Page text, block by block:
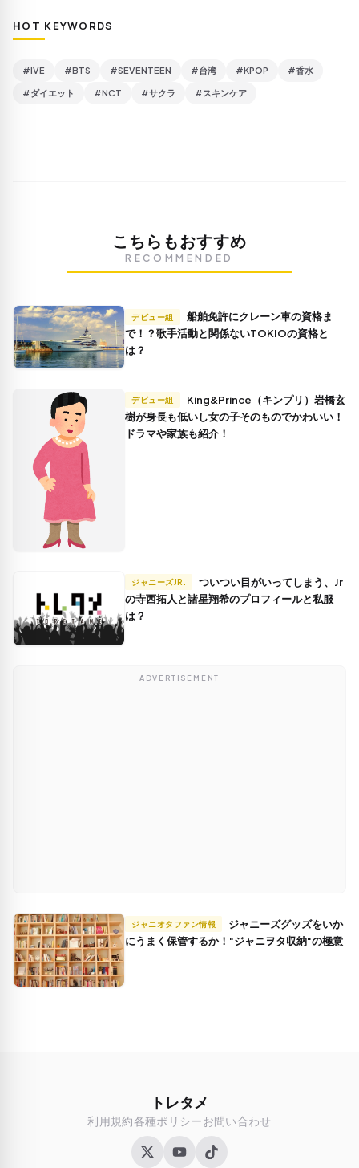
HOT KEYWORDS
#IVE #BTS #SEVENTEEN #台湾 #KPOP #香水
#ダイエット #NCT #サクラ #スキンケア
こちらもおすすめ
RECOMMENDED
デビュー組
で！？歌手活動と関係ないTOKIOの資格と
は？
デビュー組
樹が身長も低いし女の子そのものでかわいい！
ドラマや家族も紹介！
ジャニーズJR.
の寺西拓人と諸星翔希のプロフィールと私服
は？
ADVERTISEMENT
ジャニオタファン情報
にうまく保管するか！"ジャニヲタ収納"の極意
トレタメ
利用規約各種ポリシーお問い合わせ